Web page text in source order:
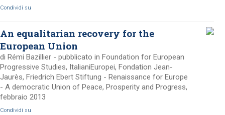
Condividi su
An equalitarian recovery for the
European Union
di Rémi Bazillier - pubblicato in Foundation for European
Progressive Studies, ItalianiEuropei, Fondation Jean-
Jaurès, Friedrich Ebert Stiftung - Renaissance for Europe
- A democratic Union of Peace, Prosperity and Progress,
febbraio 2013
Condividi su